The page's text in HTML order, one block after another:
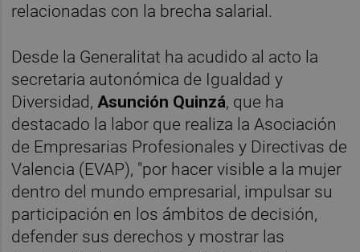
relacionadas con la brecha salarial.
Desde la Generalitat ha acudido al acto la
secretaria autonómica de Igualdad y
Diversidad, Asunción Quinzá, que ha
destacado la labor que realiza la Asociación
de Empresarias Profesionales y Directivas de
Valencia (EVAP), "por hacer visible a la mujer
dentro del mundo empresarial, impulsar su
participación en los ámbitos de decisión,
defender sus derechos y mostrar las